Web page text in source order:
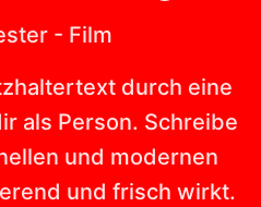
- Film
durch eine
als Person. Schreibe
und modernen
und frisch wirkt.